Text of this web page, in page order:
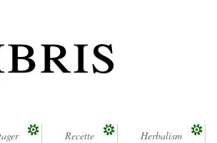
Recette Herbalism